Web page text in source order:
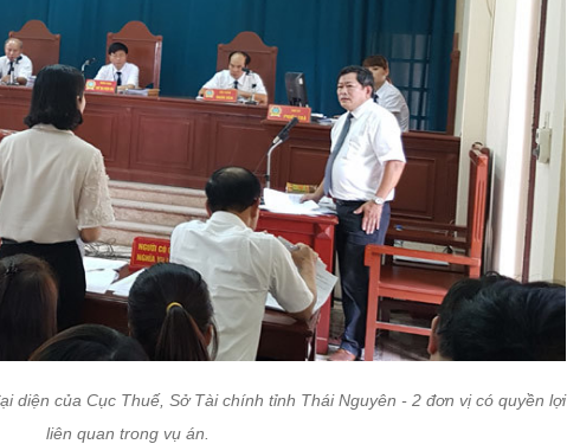
diện của Cục Thuế, Sở Tài chính tỉnh Thái Nguyên - 2 đơn vị có quyền lợi
liên quan trong vụ án.